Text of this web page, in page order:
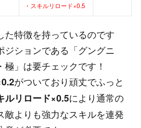
・スキルリロード×0.5
た特徴を持っているのです
ジションである「グングニ
」は要チェックです！
がついており頑丈でふっと
ルリロード×0.5により通常の
敵よりも強力なスキルを連発